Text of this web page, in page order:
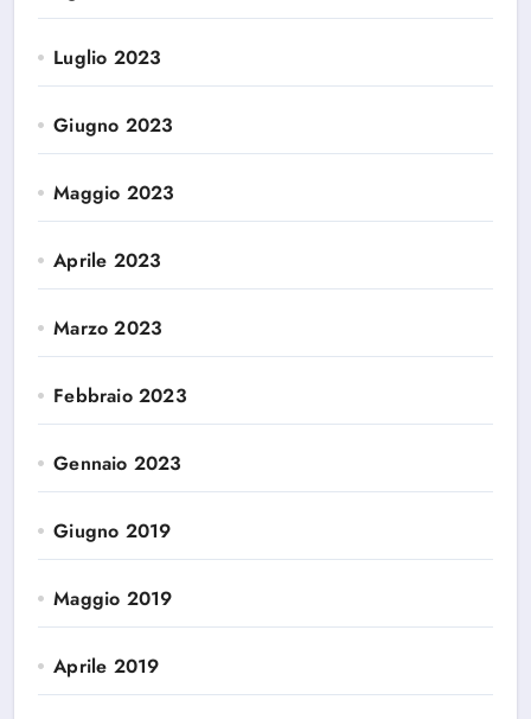
Luglio 2023
Giugno 2023
Maggio 2023
Aprile 2023
Marzo 2023
Febbraio 2023
Gennaio 2023
Giugno 2019
Maggio 2019
Aprile 2019